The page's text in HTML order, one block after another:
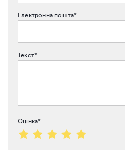
Електронна пошта*
Текст*
Оцінка*